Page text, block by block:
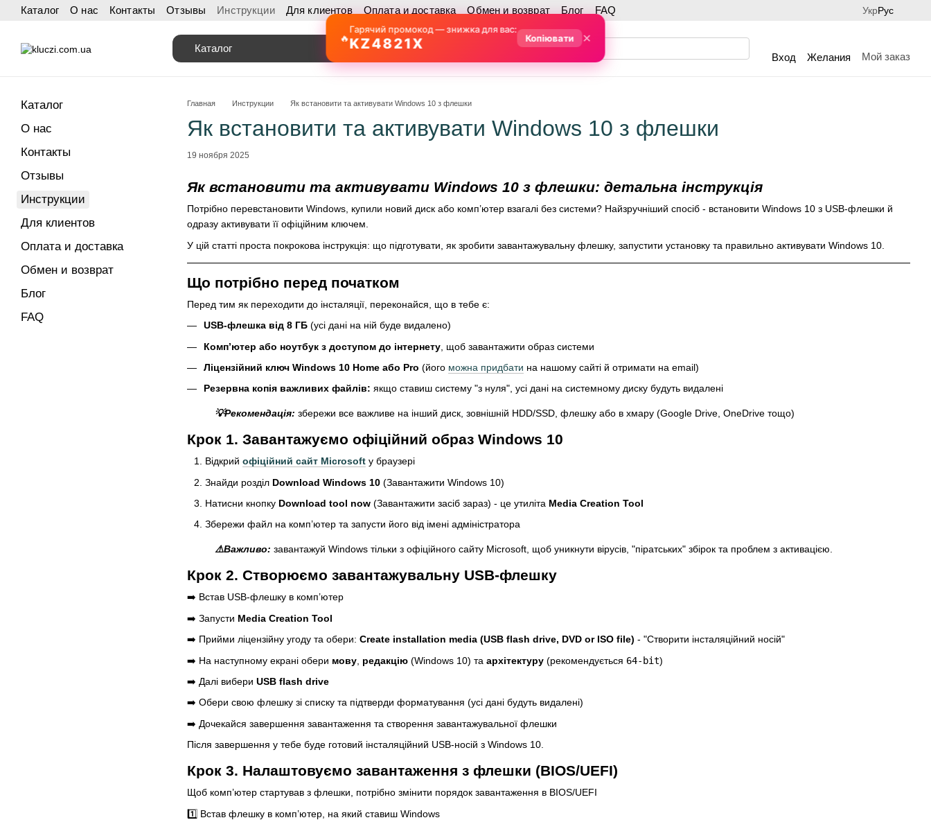
Перейти к основному контенту
Каталог О нас Контакты Отзывы Инструкции Для клиентов Оплата и доставка Обмен и возврат Блог FAQ УкрРус
Каталог
Вход Желания Мой заказ
Главная Инструкции Як встановити та активувати Windows 10 з флешки
Як встановити та активувати Windows 10 з флешки
19 ноября 2025
Як встановити та активувати Windows 10 з флешки: детальна інструкція
Потрібно перевстановити Windows, купили новий диск або комп’ютер взагалі без системи? Найзручніший спосіб - встановити Windows 10 з USB-флешки й
одразу активувати її офіційним ключем.
У цій статті проста покрокова інструкція: що підготувати, як зробити завантажувальну флешку, запустити установку та правильно активувати Windows 10.
Що потрібно перед початком
Перед тим як переходити до інсталяції, переконайся, що в тебе є:
USB-флешка від 8 ГБ (усі дані на ній буде видалено)
Комп’ютер або ноутбук з доступом до інтернету , щоб завантажити образ системи
Ліцензійний ключ Windows 10 Home або Pro (його можна придбати на нашому сайті й отримати на email)
Резервна копія важливих файлів: якщо ставиш систему "з нуля", усі дані на системному диску будуть видалені
💡Рекомендація: збережи все важливе на інший диск, зовнішній HDD/SSD, флешку або в хмару (Google Drive, OneDrive тощо)
Крок 1. Завантажуємо офіційний образ Windows 10
Відкрий офіційний сайт Microsoft у браузері
Знайди розділ Download Windows 10 (Завантажити Windows 10)
Натисни кнопку Download tool now (Завантажити засіб зараз) - це утиліта Media Creation Tool
Збережи файл на комп’ютер та запусти його від імені адміністратора
⚠️Важливо: завантажуй Windows тільки з офіційного сайту Microsoft, щоб уникнути вірусів, "піратських" збірок та проблем з активацією.
Крок 2. Створюємо завантажувальну USB-флешку
➡️ Встав USB-флешку в комп’ютер
➡️ Запусти Media Creation Tool
➡️ Прийми ліцензійну угоду та обери: Create installation media (USB flash drive, DVD or ISO file) - "Створити інсталяційний носій"
➡️ На наступному екрані обери мову редакцію (Windows 10) та архітектуру (рекомендується 64-bit)
➡️ Далі вибери USB flash drive
➡️ Обери свою флешку зі списку та підтверди форматування (усі дані будуть видалені)
➡️ Дочекайся завершення завантаження та створення завантажувальної флешки
Після завершення у тебе буде готовий інсталяційний USB-носій з Windows 10.
Крок 3. Налаштовуємо завантаження з флешки (BIOS/UEFI)
Щоб комп’ютер стартував з флешки, потрібно змінити порядок завантаження в BIOS/UEFI
1️⃣ Встав флешку в комп’ютер, на який ставиш Windows
Каталог
О нас
Контакты
Отзывы
Инструкции
Для клиентов
Оплата и доставка
Обмен и возврат
Блог
FAQ
🔥
Гарячий промокод — знижка для вас:
KZ4821X Копіювати ✕